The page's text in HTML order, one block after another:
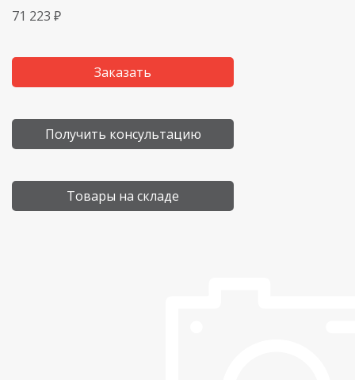
71 223 ₽
Заказать
Получить консультацию
Товары на складе